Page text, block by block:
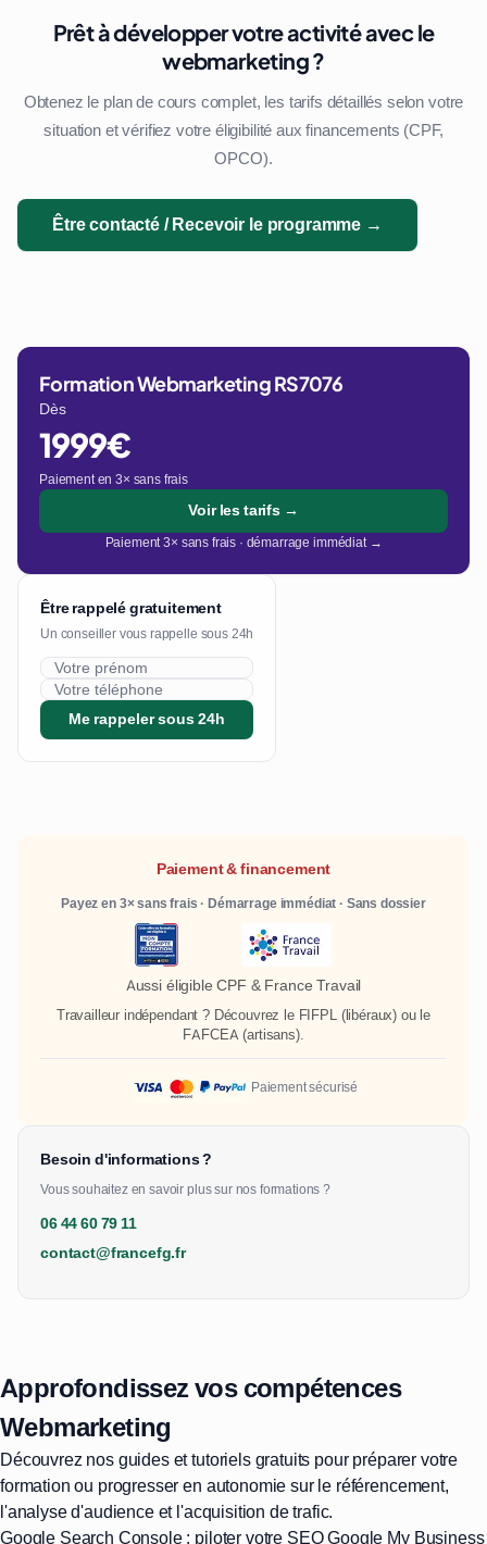
Prêt à développer votre activité avec le
webmarketing ?
Obtenez le plan de cours complet, les tarifs détaillés selon votre
situation et vérifiez votre éligibilité aux financements (CPF,
OPCO).
Être contacté / Recevoir le programme →
Formation Webmarketing RS7076
Dès
1999€
Paiement en 3× sans frais
Voir les tarifs →
Paiement 3× sans frais · démarrage immédiat →
Être rappelé gratuitement
Un conseiller vous rappelle sous 24h
Me rappeler sous 24h
Paiement & financement
Payez en 3× sans frais · Démarrage immédiat · Sans dossier
Aussi éligible CPF & France Travail
Travailleur indépendant ? Découvrez le FIFPL(libéraux) ou le
FAFCEA (artisans).
Paiement sécurisé
Besoin d'informations ?
Vous souhaitez en savoir plus sur nos formations ?
06 44 60 79 11
contact@francefg.fr
Approfondissez vos compétences
Webmarketing
Découvrez nos guides et tutoriels gratuits pour préparer votre
formation ou progresser en autonomie sur le référencement,
l'analyse d'audience et l'acquisition de trafic.
Google Search Console : piloter votre SEOGoogle My Business